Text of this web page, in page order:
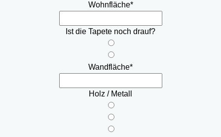
Wohnfläche*
Ist die Tapete noch drauf?
Wandfläche*
Holz / Metall